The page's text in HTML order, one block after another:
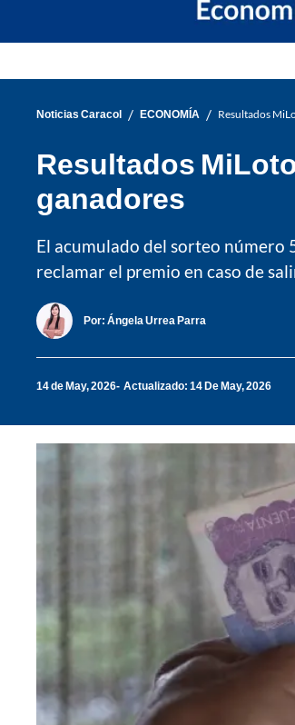
Noticias Caracol / ECONOMÍA / Resultados
Resultados
ganadores
El acumulado del sorteo número
reclamar el premio en caso de
Por: Ángela Urrea Parra
14 de May, 2026 Actualizado: 14 De May, 2026